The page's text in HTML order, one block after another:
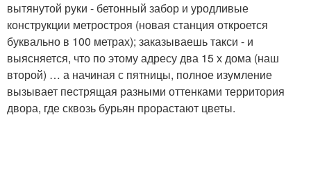
вытянутой руки - бетонный забор и уродливые
конструкции метростроя (новая станция откроется
буквально в 100 метрах); заказываешь такси - и
выясняется, что по этому адресу два 15 х дома (наш
второй) … а начиная с пятницы, полное изумление
вызывает пестрящая разными оттенками территория
двора, где сквозь бурьян прорастают цветы.